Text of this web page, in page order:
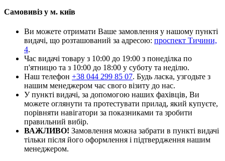
Самовивіз у м. київ
Ви можете отримати Ваше замовлення у нашому пункті
видачі, що розташований за адресою: проспект Тичини,
4.
Час видачі товару з 10:00 до 19:00 з понеділка по
п'ятницю та з 10:00 до 18:00 у суботу та неділю.
Наш телефон +38 044 299 85 07. Будь ласка, узгодьте з
нашим менеджером час свого візиту до нас.
У пункті видачі, за допомогою наших фахівців, Ви
можете оглянути та протестувати прилад, який купуєте,
порівняти навігатори за показниками та зробити
правильний вибір.
ВАЖЛИВО! Замовлення можна забрати в пункті видачі
тільки після його оформлення і підтвердження нашим
менеджером.